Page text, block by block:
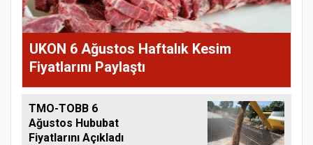
UKON 6 Ağustos Haftalık Kesim
Fiyatlarını Paylaştı
TMO-TOBB 6
Ağustos Hububat
Fiyatlarını Açıkladı